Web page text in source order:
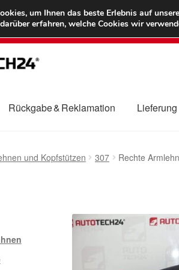
ab 6 EUR
Rückgabe & Reklamation Lieferung
und Kopfstützen 307 Rechte
um Ihnen das beste Erlebnis auf
erfahren, welche Cookies wir